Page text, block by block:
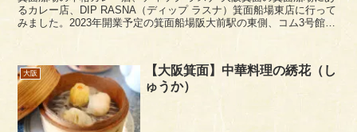
るカレー店、DIP RASNA（ディップ ラスナ）箕面船場東店に行って
みました。2023年開業予定の箕面船場阪大前駅の東側、コム3号館の
大阪
【大阪箕面】中華料理の綉花（し
ゅうか）